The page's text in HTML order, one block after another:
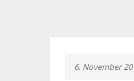
6. November